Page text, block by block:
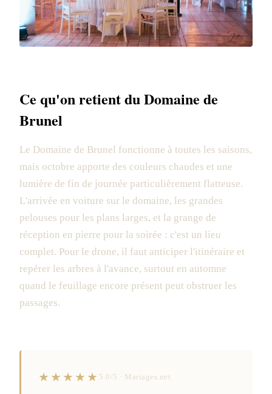
Ce qu'on retient du Domaine de
Brunel
Le Domaine de Brunel fonctionne à toutes les saisons,
mais octobre apporte des couleurs chaudes et une
lumière de fin de journée particulièrement flatteuse.
L'arrivée en voiture sur le domaine, les grandes
pelouses pour les plans larges, et la grange de
réception en pierre pour la soirée : c'est un lieu
complet. Pour le drone, il faut anticiper l'itinéraire et
repérer les arbres à l'avance, surtout en automne
quand le feuillage encore présent peut obstruer les
passages.
★★★★★ 5.0/5 · Mariages.net